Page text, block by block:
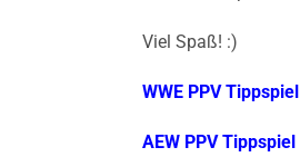
Viel Spaß! :)
WWE PPV
AEW PPV